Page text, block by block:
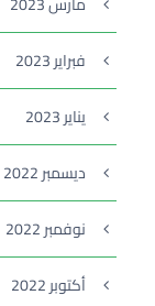
فبراير 2023
يناير 2023
ديسمبر 2022
نوفمبر 2022
أكتوبر 2022